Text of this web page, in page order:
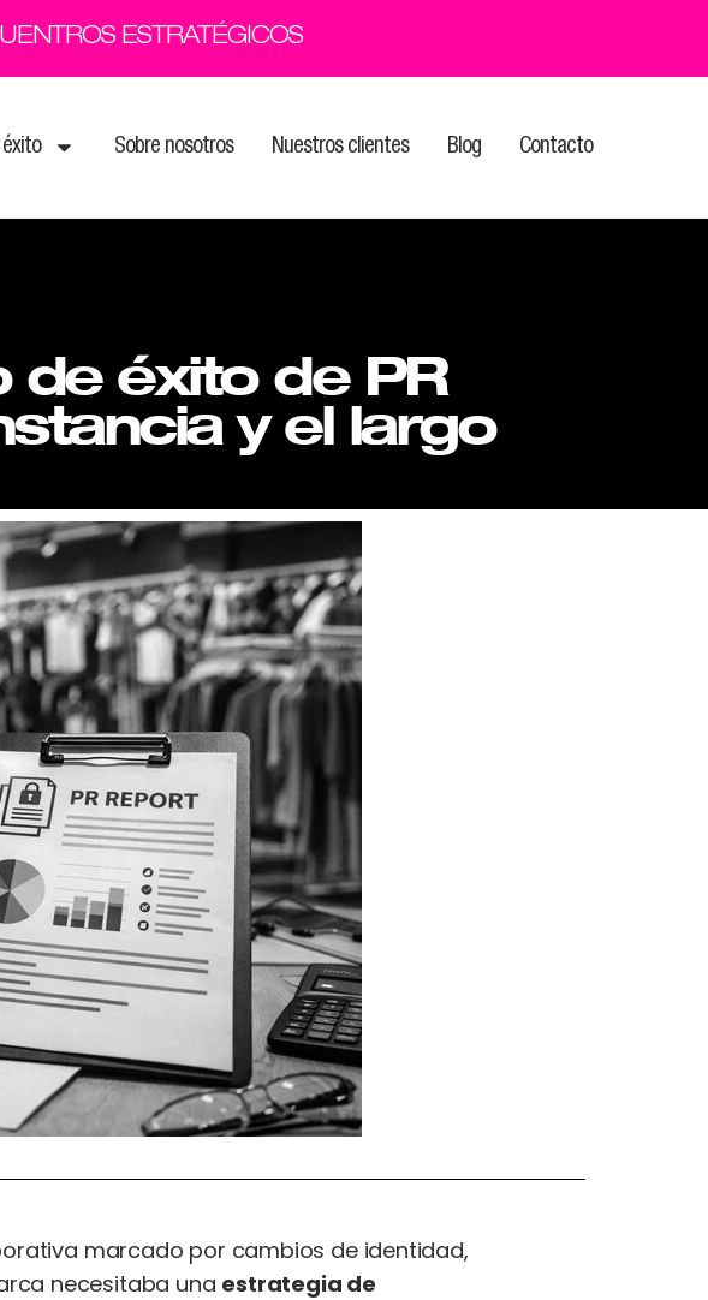
ESTRATÉGICOS
éxito Sobre nosotros Nuestros clientes Blog Contacto
éxito de PR
y el largo
marcado por cambios de identidad,
necesitaba una estrategia de